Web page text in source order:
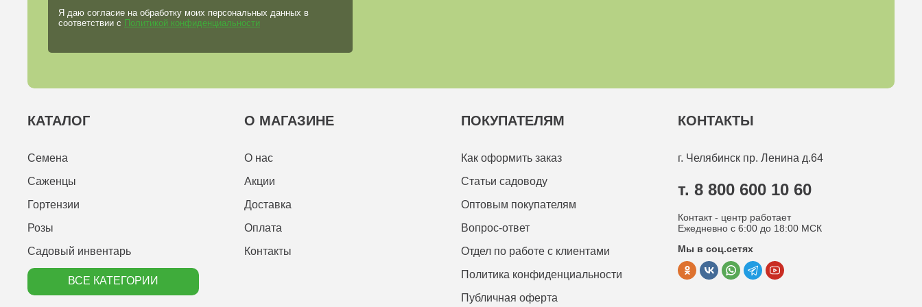
Я даю согласие на обработку моих персональных данных в
соответствии с Политикой конфиденциальности
КАТАЛОГ
Семена
Саженцы
Гортензии
Розы
Садовый инвентарь
ВСЕ КАТЕГОРИИ
О МАГАЗИНЕ
О нас
Акции
Доставка
Оплата
Контакты
ПОКУПАТЕЛЯМ
Как оформить заказ
Статьи садоводу
Оптовым покупателям
Вопрос-ответ
Отдел по работе с клиентами
Политика конфиденциальности
Публичная оферта
КОНТАКТЫ
г. Челябинск пр. Ленина д.64
т. 8 800 600 10 60
Контакт - центр работает
Ежедневно с 6:00 до 18:00 МСК
Мы в соц.сетях